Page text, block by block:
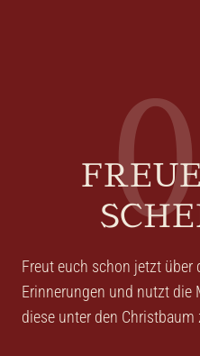
Freut euch schon jetzt über
Erinnerungen und nutzt die
diese unter den Christbaum